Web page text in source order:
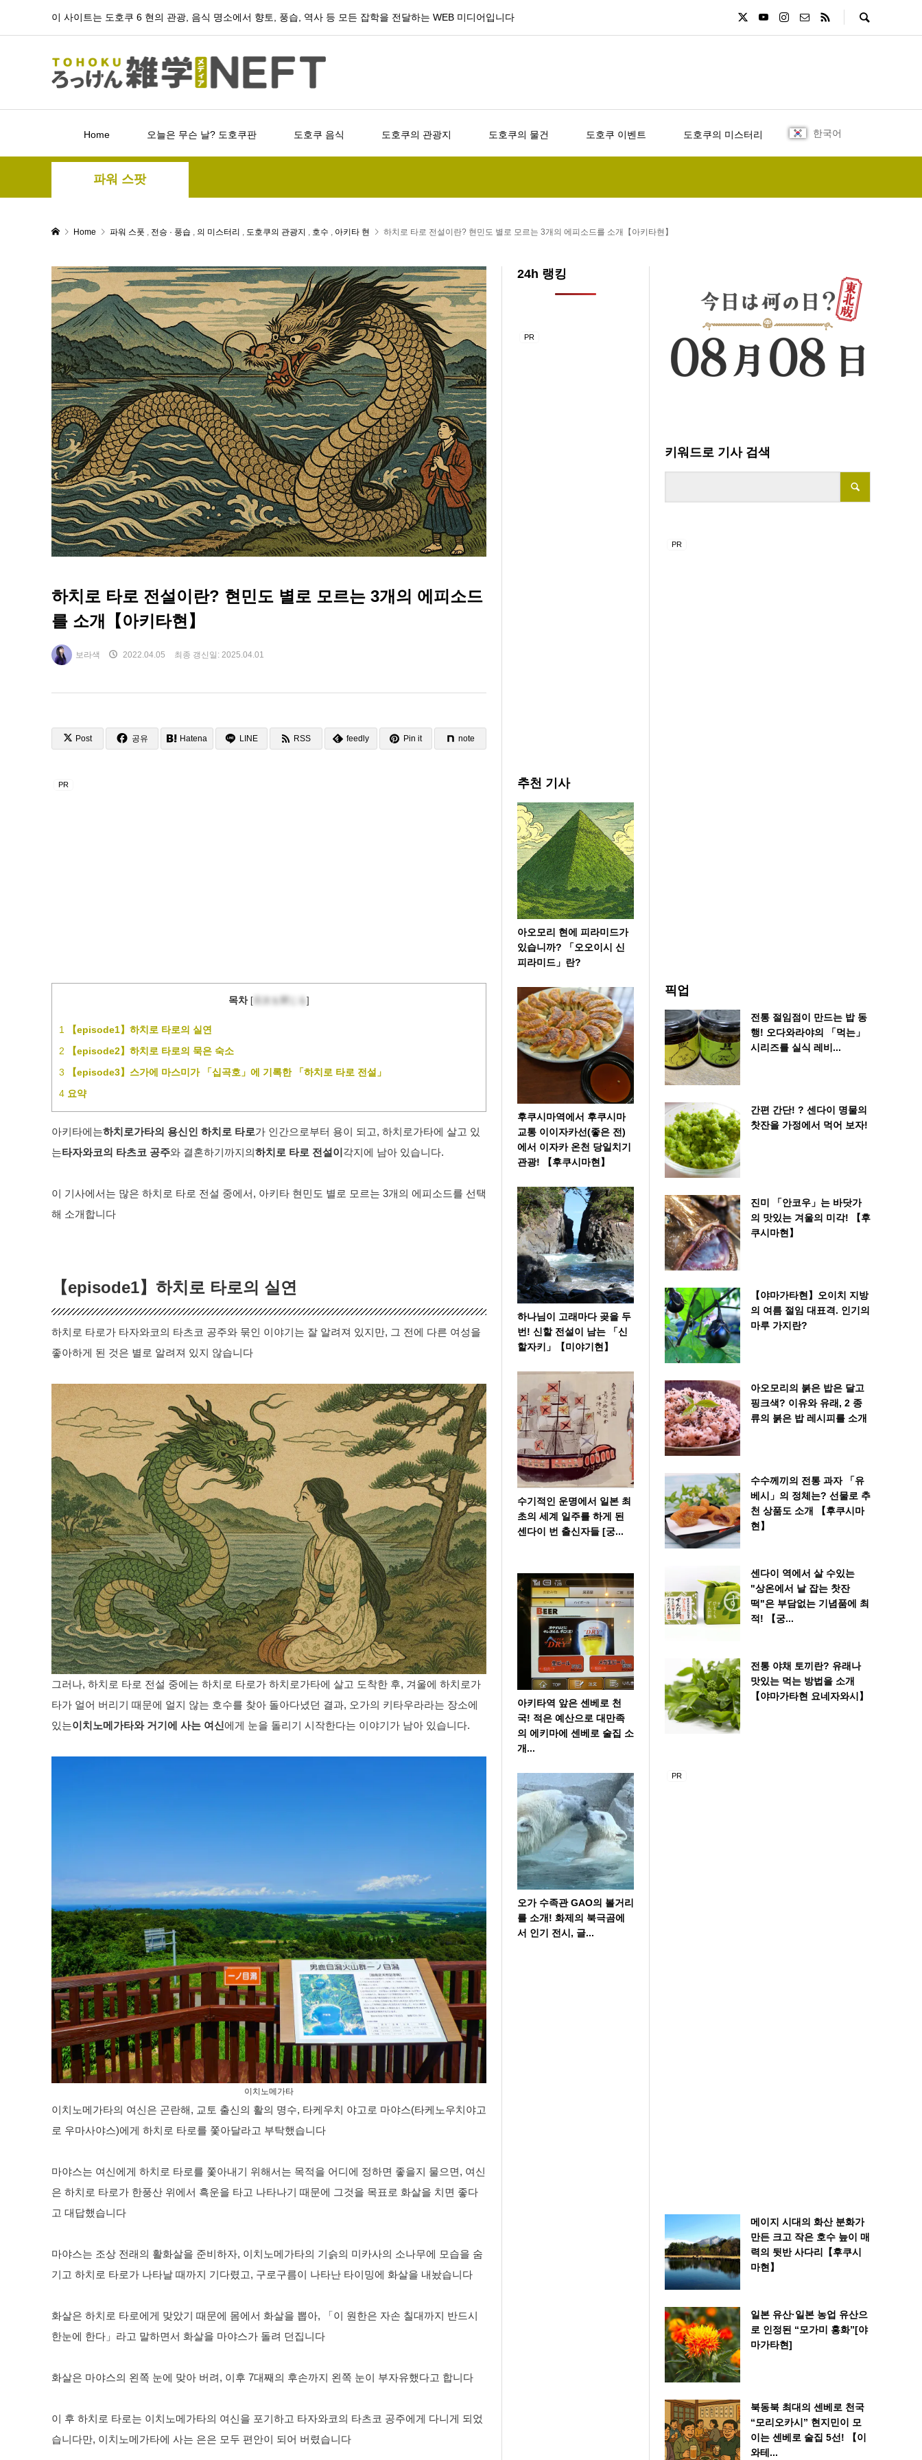
이 사이트는 도호쿠 6 현의 관광, 음식 명소에서 향토, 풍습, 역사 등 모든 잡학을 전달하는 WEB 미디어입니다
Home 오늘은 무슨 날? 도호쿠판 도호쿠 음식 도호쿠의 관광지 도호쿠의 물건 도호쿠 이벤트 도호쿠의 미스터리 한국어
파워 스팟
Home 파워 스폿 , 전승 · 풍습 , 의 미스터리 , 도호쿠의 관광지 , 호수 , 아키타 현 하치로 타로 전설이란? 현민도 별로 모르는 3개의 에피소드를 소개【아키타현】
하치로 타로 전설이란? 현민도 별로 모르는 3개의 에피소드
를 소개【아키타현】
보라색 2022.04.05 최종 갱신일: 2025.04.01
Post 공유 Hatena LINE RSS feedly Pin it note
목차 [目次を閉じる ]
1【episode1】하치로 타로의 실연
2 【episode2】하치로 타로의 묵은 숙소
3 【episode3】스가에 마스미가 「십곡호」에 기록한 「하치로 타로 전설」
4요약
아키타에는하치로가타의 용신인 하치로 타로가 인간으로부터 용이 되고, 하치로가타에 살고 있
는타자와코의 타츠코 공주와 결혼하기까지의하치로 타로 전설이각지에 남아 있습니다.
이 기사에서는 많은 하치로 타로 전설 중에서, 아키타 현민도 별로 모르는 3개의 에피소드를 선택
해 소개합니다
【episode1】하치로 타로의 실연
하치로 타로가 타자와코의 타츠코 공주와 묶인 이야기는 잘 알려져 있지만, 그 전에 다른 여성을
좋아하게 된 것은 별로 알려져 있지 않습니다
그러나, 하치로 타로 전설 중에는 하치로 타로가 하치로가타에 살고 도착한 후, 겨울에 하치로가
타가 얼어 버리기 때문에 얼지 않는 호수를 찾아 돌아다녔던 결과, 오가의 키타우라라는 장소에
있는이치노메가타와 거기에 사는 여신에게 눈을 돌리기 시작한다는 이야기가 남아 있습니다.
이치노메가타
이치노메가타의 여신은 곤란해, 교토 출신의 활의 명수, 타케우치 야고로 마야스(타케노우치야고
로 우마사야스)에게 하치로 타로를 쫓아달라고 부탁했습니다
마야스는 여신에게 하치로 타로를 쫓아내기 위해서는 목적을 어디에 정하면 좋을지 물으면, 여신
은 하치로 타로가 한풍산 위에서 흑운을 타고 나타나기 때문에 그것을 목표로 화살을 치면 좋다
고 대답했습니다
마야스는 조상 전래의 활화살을 준비하자, 이치노메가타의 기슭의 미카사의 소나무에 모습을 숨
기고 하치로 타로가 나타날 때까지 기다렸고, 구로구름이 나타난 타이밍에 화살을 내놨습니다
화살은 하치로 타로에게 맞았기 때문에 몸에서 화살을 뽑아, 「이 원한은 자손 칠대까지 반드시
한눈에 한다」라고 말하면서 화살을 마야스가 돌려 던집니다
화살은 마야스의 왼쪽 눈에 맞아 버려, 이후 7대째의 후손까지 왼쪽 눈이 부자유했다고 합니다
이 후 하치로 타로는 이치노메가타의 여신을 포기하고 타자와코의 타츠코 공주에게 다니게 되었
습니다만, 이치노메가타에 사는 은은 모두 편안이 되어 버렸습니다
키워드로 기사 검색
픽업
전통 절임점이 만드는 밥 동
행! 오다와라야의 「먹는」
시리즈를 실식 레비...
간편 간단! ? 센다이 명물의
찻잔을 가정에서 먹어 보자!
진미 「안코우」는 바닷가
의 맛있는 겨울의 미각! 【후
쿠시마현】
【야마가타현】오이치 지방
의 여름 절임 대표격. 인기의
마루 가지란?
아오모리의 붉은 밥은 달고
핑크색? 이유와 유래, 2 종
류의 붉은 밥 레시피를 소개
수수께끼의 전통 과자 「유
베시」의 정체는? 선물로 추
천 상품도 소개 【후쿠시마
현】
센다이 역에서 살 수있는
"상온에서 날 잡는 찻잔
떡"은 부담없는 기념품에 최
적! 【궁...
전통 야채 토끼란? 유래나
맛있는 먹는 방법을 소개
【야마가타현 요네자와시】
메이지 시대의 화산 분화가
만든 크고 작은 호수 늪이 매
력의 뒷반 사다리【후쿠시
마현】
일본 유산·일본 농업 유산으
로 인정된 “모가미 홍화”[야
마가타현]
북동북 최대의 센베로 천국
“모리오카시” 현지민이 모
이는 센베로 술집 5선! 【이
와테...
24h 랭킹
추천 기사
아오모리 현에 피라미드가
있습니까? 「오오이시 신
피라미드」란?
후쿠시마역에서 후쿠시마
교통 ​​이이자카선(좋은 전)
에서 이자카 온천 당일치기
관광! 【후쿠시마현】
하나님이 고래마다 곶을 두
번! 신할 전설이 남는 「신
할자키」【미야기현】
수기적인 운명에서 일본 최
초의 세계 일주를 하게 된
센다이 번 출신자들 [궁...
아키타역 앞은 센베로 천
국! 적은 예산으로 대만족
의 에키마에 센베로 술집 소
개...
오가 수족관 GAO의 볼거리
를 소개! 화제의 북극곰에
서 인기 전시, 글...